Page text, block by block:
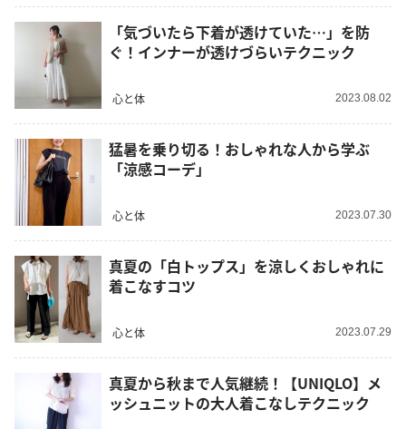
「気づいたら下着が透けていた…」を防
ぐ！インナーが透けづらいテクニック
心と体 2023.08.02
猛暑を乗り切る！おしゃれな人から学ぶ
「涼感コーデ」
心と体 2023.07.30
真夏の「白トップス」を涼しくおしゃれに
着こなすコツ
心と体 2023.07.29
真夏から秋まで人気継続！【UNIQLO】メ
ッシュニットの大人着こなしテクニック